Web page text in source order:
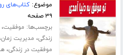
موضوع:کتاب‌های
۳۹ صفحه
برچسب‌ها: موفقیت
زندگی، مدیریت زمان
موفقیت در زندگی،